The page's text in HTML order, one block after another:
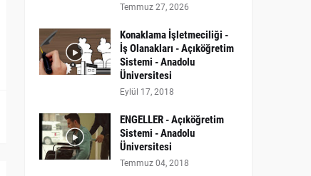
Temmuz 27, 2026
Konaklama İşletmeciliği -
İş Olanakları - Açıköğretim
Sistemi - Anadolu
Üniversitesi
Eylül 17, 2018
ENGELLER - Açıköğretim
Sistemi - Anadolu
Üniversitesi
Temmuz 04, 2018